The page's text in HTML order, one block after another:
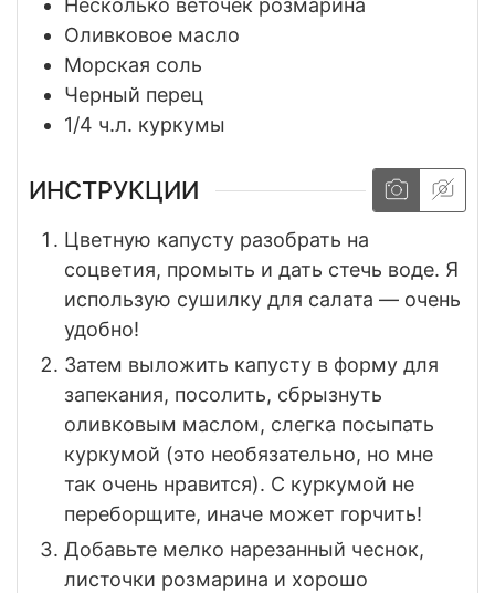
Несколько веточек розмарина
Оливковое масло
Морская соль
Черный перец
1/4 ч.л. куркумы
ИНСТРУКЦИИ
Цветную капусту разобрать на
соцветия, промыть и дать стечь воде. Я
использую сушилку для салата — очень
удобно!
Затем выложить капусту в форму для
запекания, посолить, сбрызнуть
оливковым маслом, слегка посыпать
куркумой (это необязательно, но мне
так очень нравится). С куркумой не
переборщите, иначе может горчить!
Добавьте мелко нарезанный чеснок,
листочки розмарина и хорошо